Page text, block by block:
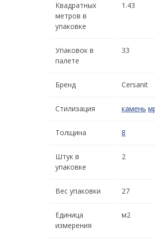
Квадратных
метров в
упаковке
1.43
Упаковок в
палете
33
Бренд Cersanit
Стилизация камень
Толщина 8
Штук в
упаковке
2
Вес упаковки 27
Единица
измерения
м2